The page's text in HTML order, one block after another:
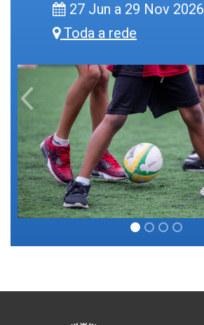
27 Jun a 29 Nov 2026
Toda a rede
Previous